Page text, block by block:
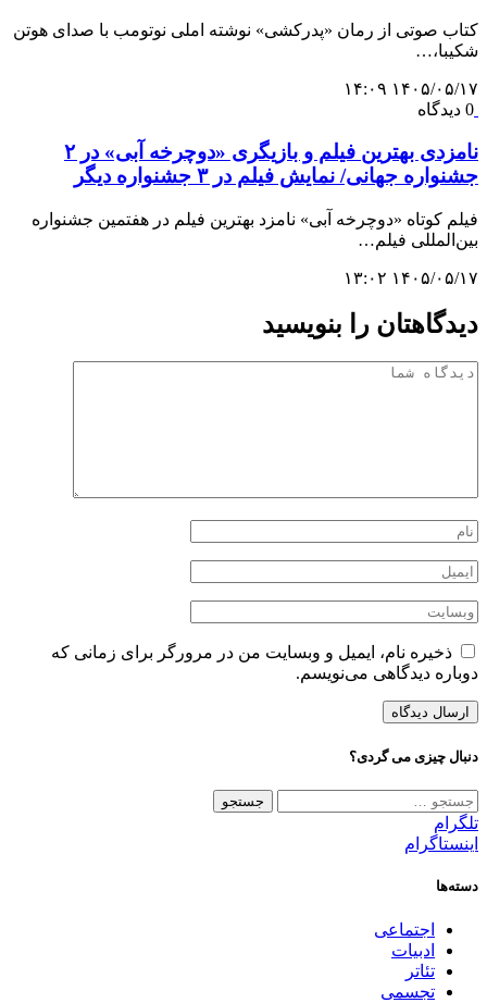
کتاب صوتی از رمان «پدرکشی» نوشته املی نوتومب با صدای هوتن
شکیبا،…
۱۴۰۵/۰۵/۱۷ ۱۴:۰۹
0 دیدگاه
نامزدی بهترین فیلم و بازیگری «دوچرخه آبی» در ۲
جشنواره جهانی/ نمایش فیلم در ۳ جشنواره دیگر
فیلم کوتاه «دوچرخه آبی» نامزد بهترین فیلم در هفتمین جشنواره
بین‌المللی فیلم…
۱۴۰۵/۰۵/۱۷ ۱۳:۰۲
دیدگاهتان را بنویسید
ذخیره نام، ایمیل و وبسایت من در مرورگر برای زمانی که
دوباره دیدگاهی می‌نویسم.
دنبال چیزی می گردی؟
جستجو
برای:
تلگرام
اینستاگرام
دسته‌ها
اجتماعی
ادبیات
تئاتر
تجسمی